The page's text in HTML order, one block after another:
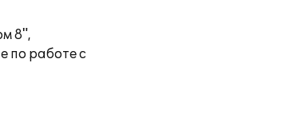
8",
по работе с